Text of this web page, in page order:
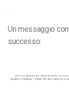
Un messaggio
successo: